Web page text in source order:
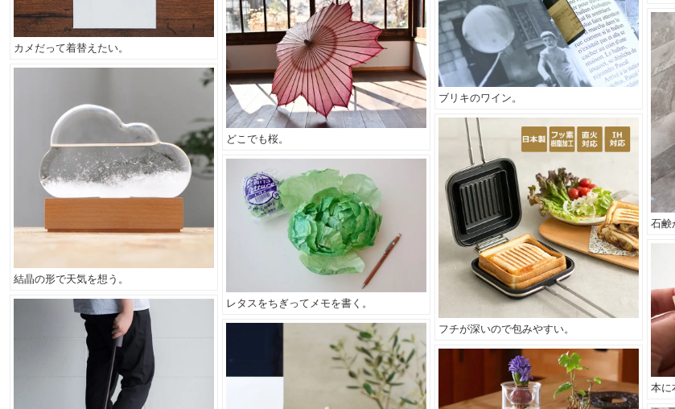
カメだって着替えたい。
ブリキのワイン。
どこでも桜。
石鹸
結晶の形で天気を想う。
フチが深いので包みやすい。
レタスをちぎってメモを書く。
本に